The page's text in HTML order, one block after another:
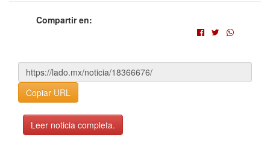
Compartir en:
Copiar URL
Leer noticia completa.